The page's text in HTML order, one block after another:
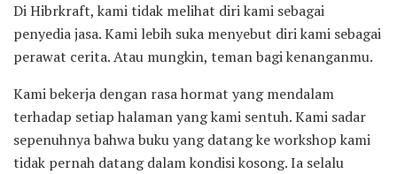
Di Hibrkraft, kami tidak melihat diri kami sebagai
penyedia jasa. Kami lebih suka menyebut diri kami sebagai
perawat cerita. Atau mungkin, teman bagi kenanganmu.
Kami bekerja dengan rasa hormat yang mendalam
terhadap setiap halaman yang kami sentuh. Kami sadar
sepenuhnya bahwa buku yang datang ke workshop kami
tidak pernah datang dalam kondisi kosong. Ia selalu